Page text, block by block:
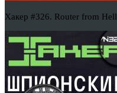
Хакер #326. Router from Hell